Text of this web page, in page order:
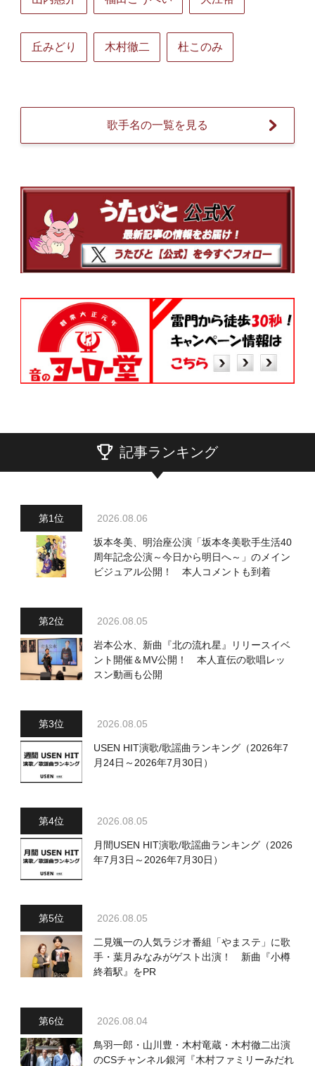
丘みどり 木村徹二 杜このみ
歌手名の一覧を見る
記事ランキング
2026.08.06
坂本冬美、明治座公演「坂本冬美歌手生活40
周年記念公演～今日から明日へ～」のメイン
ビジュアル公開！ 本人コメントも到着
2026.08.05
岩本公水、新曲『北の流れ星』リリースイベ
ント開催＆MV公開！ 本人直伝の歌唱レッ
スン動画も公開
2026.08.05
USEN HIT演歌/歌謡曲ランキング（2026年7
月24日～2026年7月30日）
2026.08.05
月間USEN HIT演歌/歌謡曲ランキング（2026
年7月3日～2026年7月30日）
2026.08.05
二見颯一の人気ラジオ番組「やまステ」に歌
手・葉月みなみがゲスト出演！ 新曲『小樽
終着駅』をPR
2026.08.04
鳥羽一郎・山川豊・木村竜蔵・木村徹二出演
のCSチャンネル銀河『木村ファミリーみだれ